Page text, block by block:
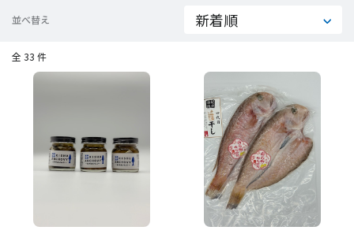
並べ替え
全 33 件